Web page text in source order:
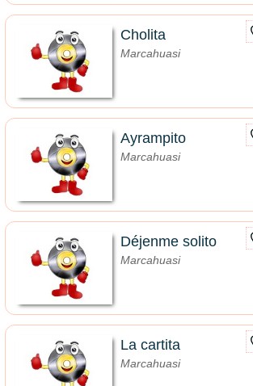
Cholita
Marcahuasi
Ayrampito
Marcahuasi
Déjenme solito
Marcahuasi
La cartita
Marcahuasi